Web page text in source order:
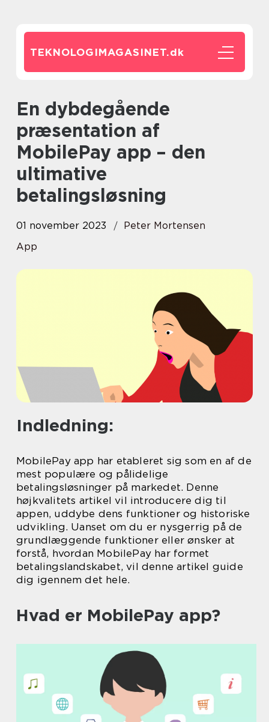
TEKNOLOGIMAGASINET.dk
En dybdegående
præsentation af
MobilePay app – den
ultimative
betalingsløsning
01 november 2023
Peter Mortensen
App
Indledning:
MobilePay app har etableret sig som en af de
mest populære og pålidelige
betalingsløsninger på markedet. Denne
højkvalitets artikel vil introducere dig til
appen, uddybe dens funktioner og historiske
udvikling. Uanset om du er nysgerrig på de
grundlæggende funktioner eller ønsker at
forstå, hvordan MobilePay har formet
betalingslandskabet, vil denne artikel guide
dig igennem det hele.
Hvad er MobilePay app?